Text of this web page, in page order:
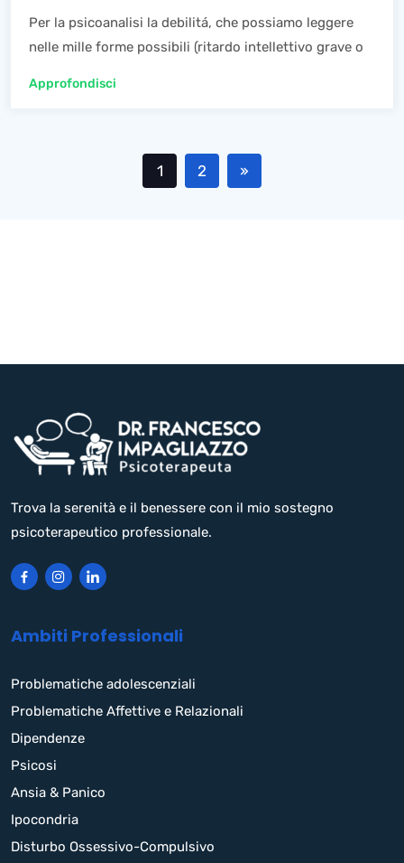
Per la psicoanalisi la debilitá, che possiamo leggere
nelle mille forme possibili (ritardo intellettivo grave o
Approfondisci
1 2
Trova la serenità e il benessere con il mio sostegno
psicoterapeutico professionale.
Ambiti Professionali
Problematiche adolescenziali
Problematiche Affettive e Relazionali
Dipendenze
Psicosi
Ansia & Panico
Ipocondria
Disturbo Ossessivo-Compulsivo